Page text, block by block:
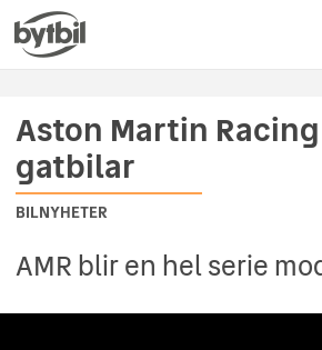
Aston Martin
gatbilar
BILNYHETER
AMR blir en hel serie